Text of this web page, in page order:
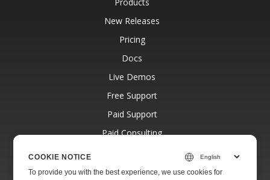
New Releases
Pricing
Docs
Live Demos
Free Support
Paid Support
Paid Consulting
Websites
COOKIE NOTICE
To provide you with the best experience, we use cookies for